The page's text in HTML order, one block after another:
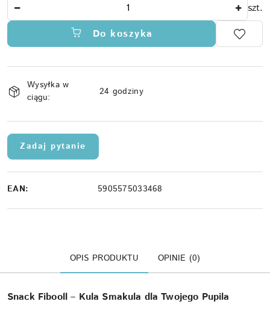
szt.
Do koszyka
i
dostawa
Wysyłka w
ciągu:
24 godziny
Zadaj pytanie
EAN: 5905575033468
OPIS PRODUKTU OPINIE (0)
Snack Fibooll – Kula Smakula dla Twojego Pupila